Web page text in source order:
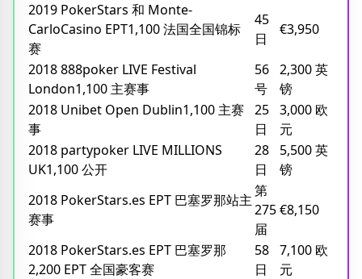
2019 PokerStars 和 Monte-
CarloCasino EPT1,100 法国全国锦标
赛
45
日
€3,950
2018 888poker LIVE Festival
London1,100 主赛事
56
号
2,300 英
镑
2018 Unibet Open Dublin1,100 主赛
事
25
日
3,000 欧
元
2018 partypoker LIVE MILLIONS
UK1,100 公开
28
日
5,500 英
镑
2018 PokerStars.es EPT 巴塞罗那站主
赛事
第
275
届
€8,150
2018 PokerStars.es EPT 巴塞罗那
2,200 EPT 全国豪客赛
58
日
7,100 欧
元